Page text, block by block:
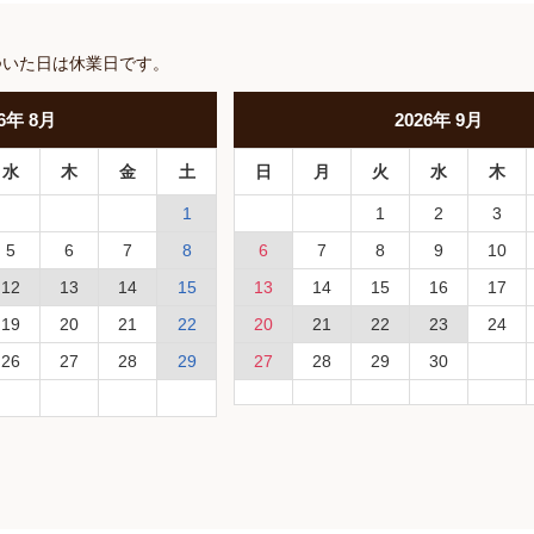
た日は休業日です。
年 8月
水 木 金 土
1
5
6 7
8
12
13 14
15
19
20 21
22
26
27 28 29
2026年9月
日 月 火 水 木
1 2
3
6
7 8 9
10
13
14 15 16
17
20
21 22 23
24
27
28 29 30